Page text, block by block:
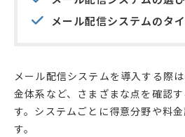
メール配信システムのタ
メール配信システムを導入する際
金体系など、さまざまな点を確認
す。システムごとに得意分野や料
す。